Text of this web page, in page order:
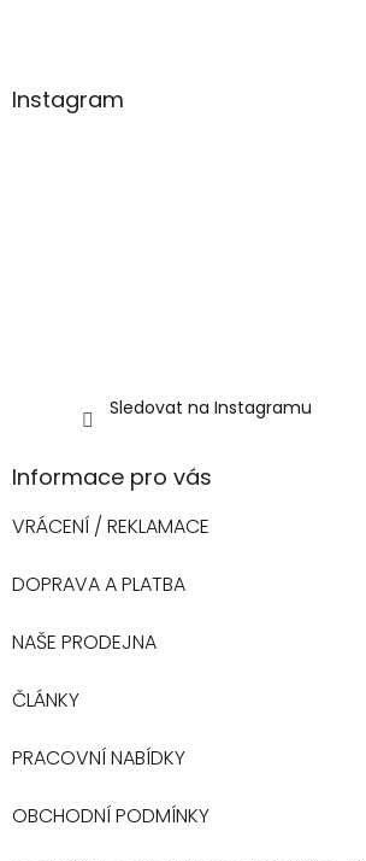
Instagram
Sledovat na Instagramu
Informace pro vás
VRÁCENÍ / REKLAMACE
DOPRAVA A PLATBA
NAŠE PRODEJNA
ČLÁNKY
PRACOVNÍ NABÍDKY
OBCHODNÍ PODMÍNKY